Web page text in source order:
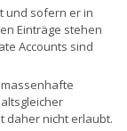
und sofern er in
Einträge stehen
Accounts sind
daher nicht erlaubt.